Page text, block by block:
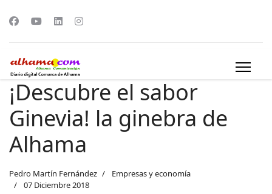
¡Descubre el sabor
Ginevia! la ginebra de
Alhama
Pedro Martín Fernández
Empresas y economía
07 Diciembre 2018